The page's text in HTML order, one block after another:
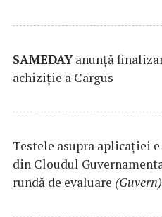
SAMEDAYanunță
achiziție a Cargus
Testele asupra aplicaţiei
din Cloudul
rundă de evaluare (Guvern)